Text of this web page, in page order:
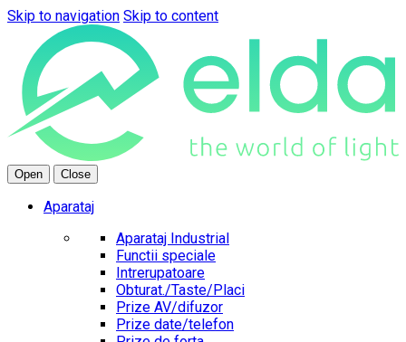
Skip to navigation Skip to content
Open Close
Aparataj
Aparataj Industrial
Functii speciale
Intrerupatoare
Obturat./Taste/Placi
Prize AV/difuzor
Prize date/telefon